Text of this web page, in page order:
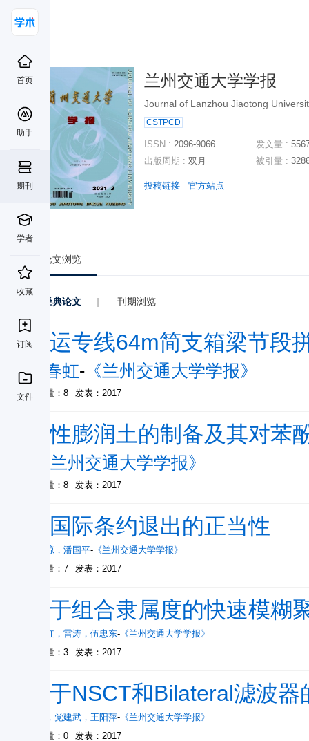
首页
助手
期刊
学者
收藏
订阅
文件
兰州交通大学学报
Journal of Lanzhou Jiaotong
CSTPCD
ISSN : 2096-9066
出版周期 : 双月
发文量 :
被引量 :
投稿链接 官方站点
论文浏览
经典论文 | 刊期浏览
客运专线64m简支箱梁节段
刘春虹- 《兰州交通大学学报》
被引量：8 发表：2017
改性膨润土的制备及其对苯
《兰州交通大学学报》
被引量：8 发表：2017
论国际条约退出的正当性
张雅琼 ， 潘国平- 《兰州交通大学学报》
被引量：7
发表：2017
基于组合隶属度的快速模糊
加小红 ， 雷涛 ， 伍忠东- 《兰州交通大学学报》
被引量：3
发表：2017
基于NSCT和Bilateral滤波
， 党建武 ， 王阳萍- 《兰州交通大学学报》
被引量：0
发表：2017